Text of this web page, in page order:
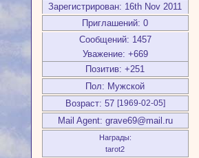
Зарегистрирован: 16th Nov 2011
Приглашений: 0
Сообщений: 1457
Уважение: +669
Позитив: +251
Пол: Мужской
Возраст: 57 [1969-02-05]
Mail Agent: grave69@mail.ru
Награды:
tarot2